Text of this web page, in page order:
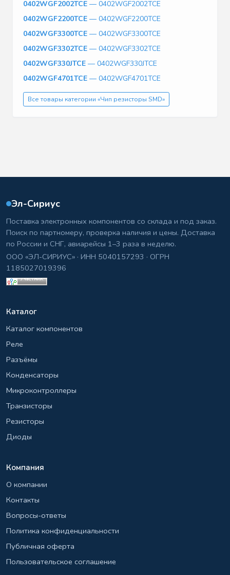
0402WGF2002TCE — 0402WGF2002TCE
0402WGF2200TCE — 0402WGF2200TCE
0402WGF3300TCE — 0402WGF3300TCE
0402WGF3302TCE — 0402WGF3302TCE
0402WGF330JTCE — 0402WGF330JTCE
0402WGF4701TCE — 0402WGF4701TCE
Все товары категории «Чип резисторы SMD»
Эл-Сириус
Поставка электронных компонентов со склада и под заказ.
Поиск по партномеру, проверка наличия и цены. Доставка
по России и СНГ, авиарейсы 1–3 раза в неделю.
ООО «ЭЛ-СИРИУС» · ИНН 5040157293 · ОГРН
1185027019396
Каталог
Каталог компонентов
Реле
Разъёмы
Конденсаторы
Микроконтроллеры
Транзисторы
Резисторы
Диоды
Компания
О компании
Контакты
Вопросы-ответы
Политика конфиденциальности
Публичная оферта
Пользовательское соглашение